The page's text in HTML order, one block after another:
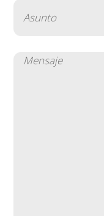
(Obligatorio)
Mensaje